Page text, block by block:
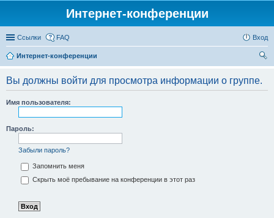
Интернет-конференции
Ссылки FAQ Вход
Интернет-конференции
ск
Вы должны войти для просмотра информации о группе.
Имя пользователя:
Пароль:
Забыли пароль?
Запомнить меня
Скрыть моё пребывание на конференции в этот раз